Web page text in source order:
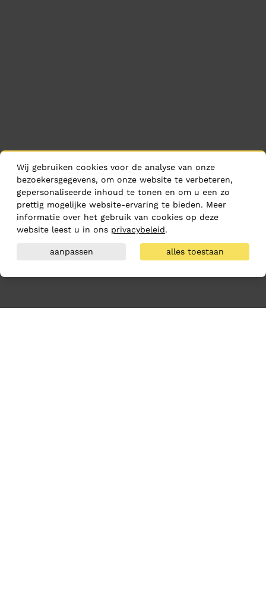
Wij gebruiken cookies voor de analyse van onze
bezoekersgegevens, om onze website te verbeteren,
gepersonaliseerde inhoud te tonen en om u een zo
prettig mogelijke website-ervaring te bieden. Meer
informatie over het gebruik van cookies op deze
website leest u in ons privacybeleid.
aanpassen alles toestaan